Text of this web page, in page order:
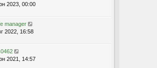
2023, 00:00
manager
2022, 16:58
2021, 14:57